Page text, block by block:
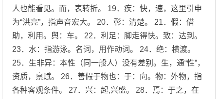
人也能看见。而，表转折。 19．疾：快，速，这里引申
为“洪亮”，指声音宏大。 20．彰：清楚。 21．假：借
助，利用。舆：车。 22．利足：脚走得快。致：达到。
23．水：指游泳。名词，用作动词。 24．绝：横渡。
25．生非异：本性（同一般人）没有差别。生，通“性”，
资质，禀赋。 26．善假于物也：于：向。物：外物，指
各种客观条件。 27．兴：起,兴盛。 28．焉：于之，在